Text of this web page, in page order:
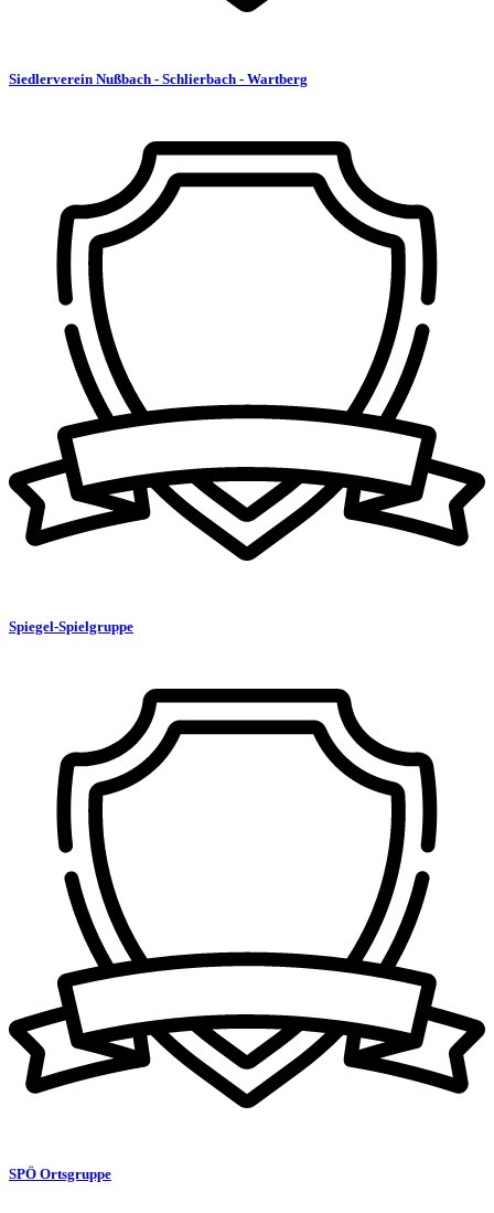
Siedlerverein Nußbach - Schlierbach - Wartberg
Spiegel-Spielgruppe
SPÖ Ortsgruppe